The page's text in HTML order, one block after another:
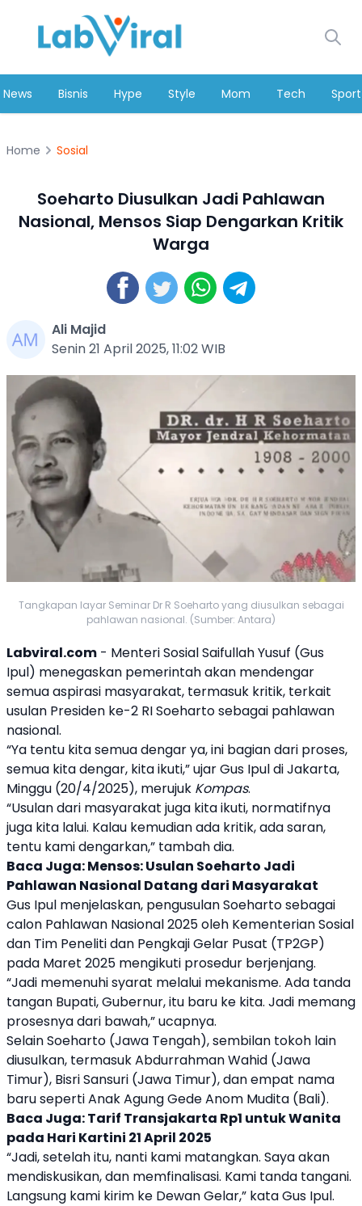
News Bisnis Hype Style Mom Tech Sport
Home Sosial
Soeharto Diusulkan Jadi Pahlawan
Nasional, Mensos Siap Dengarkan Kritik
Warga
Ali Majid
Senin 21 April 2025, 11:02 WIB
Tangkapan layar Seminar Dr R Soeharto yang diusulkan sebagai
pahlawan nasional. (Sumber: Antara)
Labviral.com - Menteri Sosial Saifullah Yusuf (Gus
Ipul) menegaskan pemerintah akan mendengar
semua aspirasi masyarakat, termasuk kritik, terkait
usulan Presiden ke-2 RISoehartosebagai pahlawan
nasional.
“Ya tentu kita semua dengar ya, ini bagian dari proses,
semua kita dengar, kita ikuti,” ujar Gus Ipul di Jakarta,
Minggu (20/4/2025), merujuk Kompas.
“Usulan dari masyarakat juga kita ikuti, normatifnya
juga kita lalui. Kalau kemudian ada kritik, ada saran,
tentu kami dengarkan,” tambah dia.
Baca Juga:Mensos: Usulan Soeharto Jadi
Pahlawan Nasional Datang dari Masyarakat
Gus Ipul menjelaskan, pengusulanSoehartosebagai
calon Pahlawan Nasional 2025 oleh Kementerian Sosial
dan Tim Peneliti dan Pengkaji Gelar Pusat (TP2GP)
pada Maret 2025 mengikuti prosedur berjenjang.
“Jadi memenuhi syarat melalui mekanisme. Ada tanda
tangan Bupati, Gubernur, itu baru ke kita. Jadi memang
prosesnya dari bawah,” ucapnya.
SelainSoeharto (Jawa Tengah), sembilan tokoh lain
diusulkan, termasuk Abdurrahman Wahid (Jawa
Timur), Bisri Sansuri (Jawa Timur), dan empat nama
baru seperti Anak Agung Gede Anom Mudita (Bali).
Baca Juga:Tarif Transjakarta Rp1 untuk Wanita
pada Hari Kartini 21 April 2025
“Jadi, setelah itu, nanti kami matangkan. Saya akan
mendiskusikan, dan memfinalisasi. Kami tanda tangani.
Langsung kami kirim ke Dewan Gelar,” kata Gus Ipul.